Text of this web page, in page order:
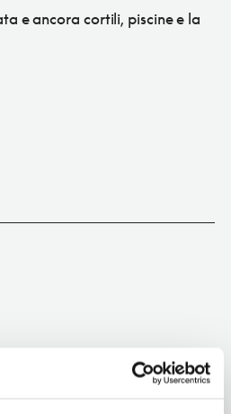
e ancora cortili, piscine e la